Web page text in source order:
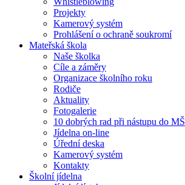
Projekty
Kamerový systém
Prohlášení o ochraně soukromí
Mateřská škola
Naše školka
Cíle a záměry
Organizace školního roku
Rodiče
Aktuality
Fotogalerie
10 dobrých rad při nástupu do MŠ
Jídelna on-line
Úřední deska
Kamerový systém
Kontakty
Školní jídelna